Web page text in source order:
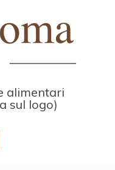
alimentari
sul logo)